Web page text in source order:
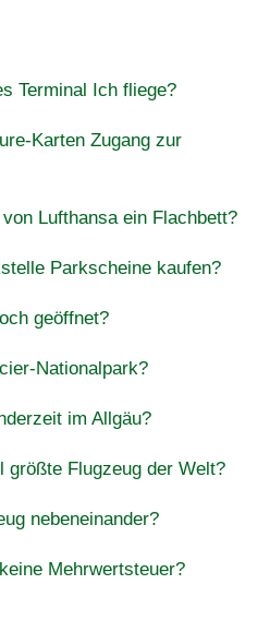
Terminal Ich fliege?
Karten Zugang zur
Lufthansa ein Flachbett?
Parkscheine kaufen?
geöffnet?
Nationalpark?
im Allgäu?
Flugzeug der Welt?
nebeneinander?
Mehrwertsteuer?